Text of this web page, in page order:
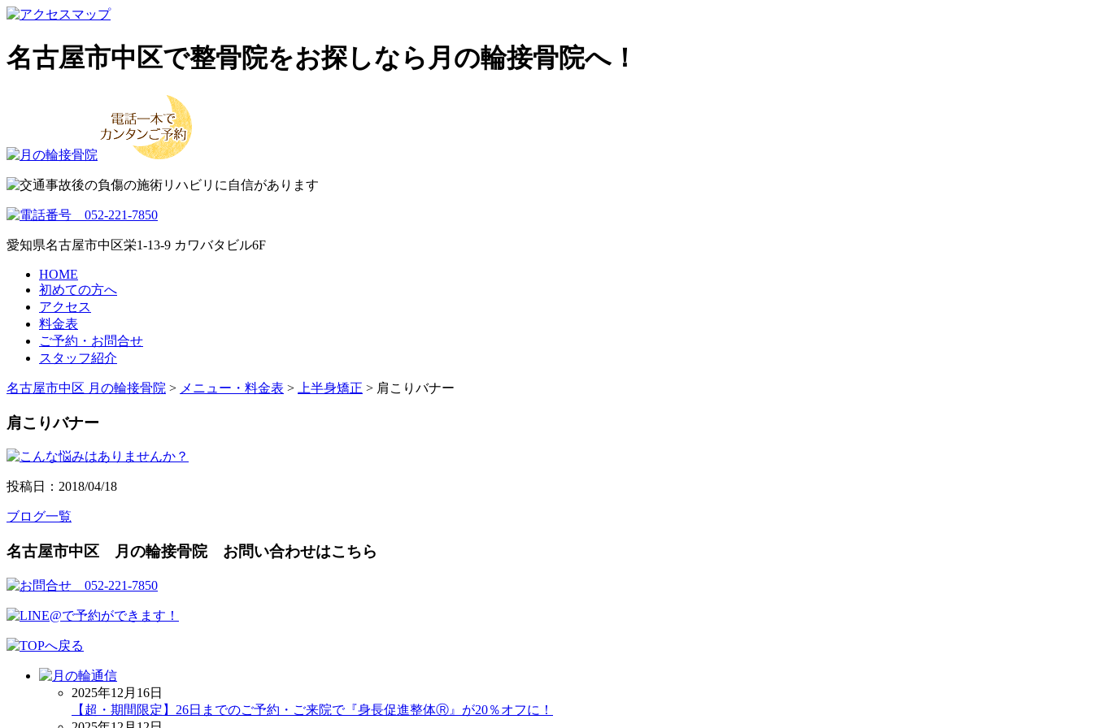
名古屋市中区で整骨院をお探しなら月の輪接骨院へ！
愛知県名古屋市中区栄1-13-9 カワバタビル6F
HOME
初めての方へ
アクセス
料金表
ご予約・お問合せ
スタッフ紹介
名古屋市中区 月の輪接骨院 > メニュー・料金表 > 上半身矯正 > 肩こりバナー
肩こりバナー
投稿日：2018/04/18
ブログ一覧
名古屋市中区 月の輪接骨院 お問い合わせはこちら
2025年12月16日
【超・期間限定】26日までのご予約・ご来院で『身長促進整体Ⓡ』が20％オフに！